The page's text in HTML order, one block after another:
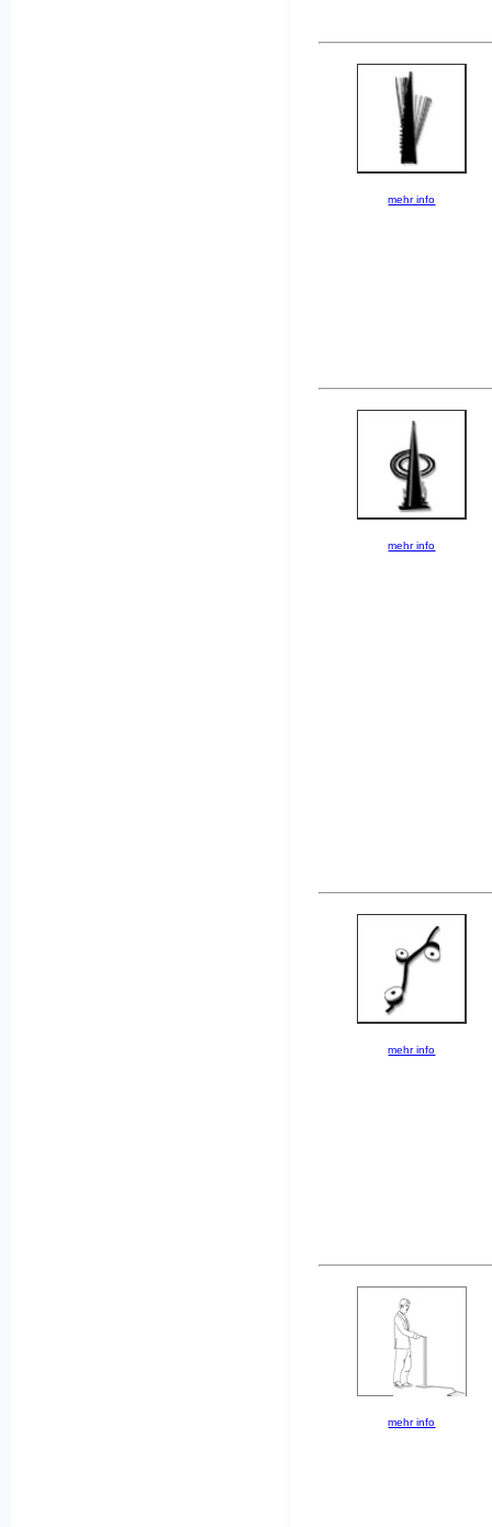
mehr info
mehr info
mehr info
mehr info